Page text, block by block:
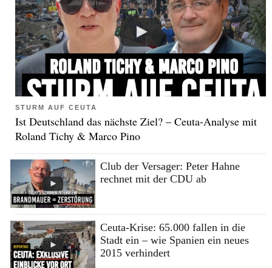
STURM AUF CEUTA
Ist Deutschland das nächste Ziel? – Ceuta-Analyse mit
Roland Tichy & Marco Pino
Club der Versager: Peter Hahne
rechnet mit der CDU ab
Ceuta-Krise: 65.000 fallen in die
Stadt ein – wie Spanien ein neues
2015 verhindert